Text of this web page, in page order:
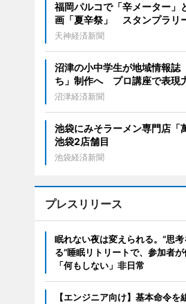
福岡パルコで「辛メーター」
画「夏辛祭」 スタンプラリ
天神経済新聞
沼津の小中学生が地域情報誌
ち」制作へ プロ講座で表現
沼津経済新聞
池袋にみそラーメン専門店「
池袋2店舗目
池袋経済新聞
プレスリリース
眠れない夜は変えられる。“思
る”睡眠リトリートで、参加者
「何もしない」非日常
【エンジニア向け】基本命令を